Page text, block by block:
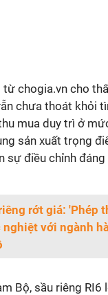
từ chogia.vn cho
chưa thoát khỏi
mua duy trì ở
sản xuất trọng
sự điều chỉnh đáng
rớt giá: 'Phép
nghiệt với ngành
Bộ, sầu riêng